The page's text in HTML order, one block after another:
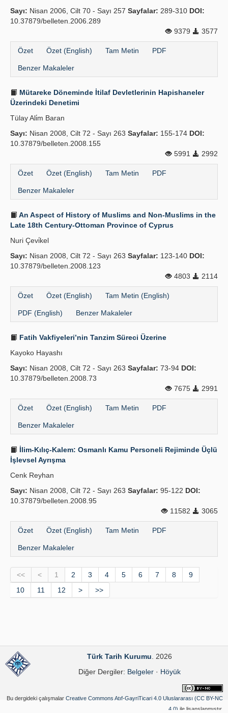
Sayı: Nisan 2006, Cilt 70 - Sayı 257 Sayfalar: 289-310 DOI:
10.37879/belleten.2006.289
9379
3577
Özet Özet (English) Tam Metin PDF
Benzer Makaleler
Mütareke Döneminde İtilaf Devletlerinin Hapishaneler
Üzerindeki Denetimi
Tülay Ali̇m Baran
Sayı: Nisan 2008, Cilt 72 - Sayı 263 Sayfalar: 155-174 DOI:
10.37879/belleten.2008.155
5991
2992
Özet Özet (English) Tam Metin PDF
Benzer Makaleler
An Aspect of History of Muslims and Non-Muslims in the
Late 18th Century-Ottoman Province of Cyprus
Nuri Çevi̇kel
Sayı: Nisan 2008, Cilt 72 - Sayı 263 Sayfalar: 123-140 DOI:
10.37879/belleten.2008.123
4803
2114
Özet Özet (English) Tam Metin (English)
PDF (English) Benzer Makaleler
Fatih Vakfiyeleri’nin Tanzim Süreci Üzerine
Kayoko Hayashı
Sayı: Nisan 2008, Cilt 72 - Sayı 263 Sayfalar: 73-94 DOI:
10.37879/belleten.2008.73
7675
2991
Özet Özet (English) Tam Metin PDF
Benzer Makaleler
İlim-Kılıç-Kalem: Osmanlı Kamu Personeli Rejiminde Üçlü
İşlevsel Ayrışma
Cenk Reyhan
Sayı: Nisan 2008, Cilt 72 - Sayı 263 Sayfalar: 95-122 DOI:
10.37879/belleten.2008.95
11582
3065
Özet Özet (English) Tam Metin PDF
Benzer Makaleler
<< < 1 2 3 4 5 6 7 8
9
10
11 12 > >>
Türk Tarih Kurumu . 2026
Diğer Dergiler: Belgeler· Höyük
Bu dergideki çalışmalar Creative Commons Atıf-GayriTicari 4.0 Uluslararası (CC BY-NC
4.0) ile lisanslanmıştır.